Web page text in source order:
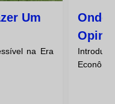
Um
na Era
Onde